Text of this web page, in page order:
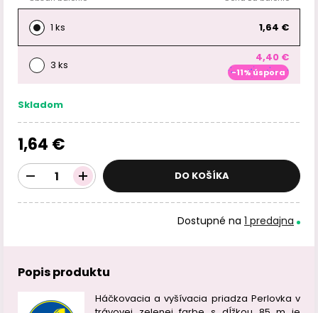
1 ks 1,64 €
3 ks
4,40 €
-11% úspora
Skladom
1,64 €
DO KOŠÍKA
Dostupné na 1 predajna
Popis produktu
Háčkovacia a vyšívacia priadza Perlovka v